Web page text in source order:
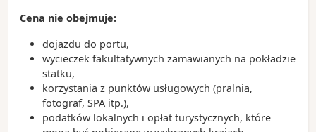
Cena nie obejmuje:
dojazdu do portu,
wycieczek fakultatywnych zamawianych na pokładzie
statku,
korzystania z punktów usługowych (pralnia,
fotograf, SPA itp.),
podatków lokalnych i opłat turystycznych, które